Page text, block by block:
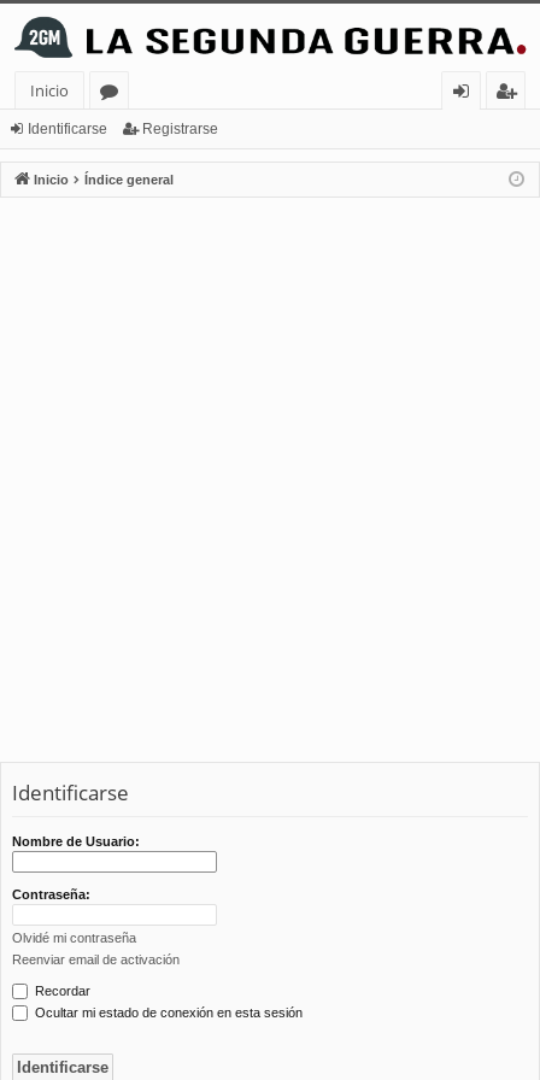
Inicio
or
os
nt
ifi
ist
ra
Identificarse Registrarse
Inicio Índice general
Identificarse
Nombre de Usuario:
Contraseña:
Olvidé mi contraseña
Reenviar email de activación
Recordar
Ocultar mi estado de conexión en esta sesión